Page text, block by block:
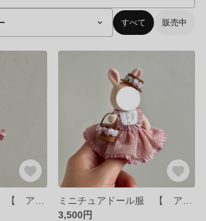
すべて 販売中
3,500円